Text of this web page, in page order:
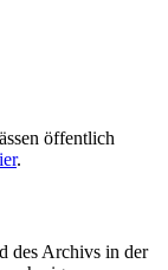
öffentlich
.
des Archivs in der